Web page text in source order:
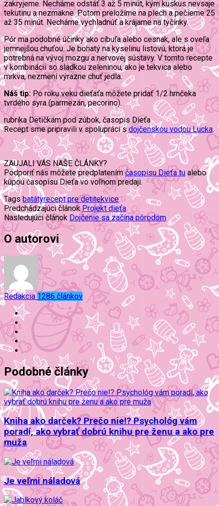
zakryjeme. Necháme odstáť 3 až 5 minút, kým kuskus nevsaje
tekutinu a nezmäkne. Potom preložíme na plech a pečieme 25
až 35 minút. Necháme vychladnúť a krájame na tyčinky.
Pór ma podobné účinky ako cibuľa alebo cesnak, ale s oveľa
jemnejšou chuťou. Je bohatý na kyselinu listovú, ktorá je
potrebná na vývoj mozgu a nervovej sústavy. V tomto recepte
v kombinácii so sladkou zeleninou, ako je tekvica alebo
mrkva, nezmení výrazne chuť jedla.
Náš tip: Po roku veku dieťaťa môžete pridať 1/2 hrnčeka
tvrdého syra (parmezán, pecorino).
rubrika Detičkám pod zúbok, časopis Dieťa
Recept sme pripravili v spolupráci s dojčenskou vodou Lucka.
ZAUJALI VÁS NAŠE ČLÁNKY?
Podporiť nás môžete predplatenímčasopisu Dieťa tu alebo
kúpou časopisu Dieťa vo voľnom predaji.
Tags batátyrecept pre detitekvice
Predchádzajúci článok Projekt dieťa
Nasledujúci článok Dojčenie sa začína pôrodom
O autorovi
Redakcia 1286 článkov
Podobné články
Kniha ako darček? Prečo nie!? Psychológ vám
poradí, ako vybrať dobrú knihu pre ženu a ako pre
muža
Je veľmi náladová